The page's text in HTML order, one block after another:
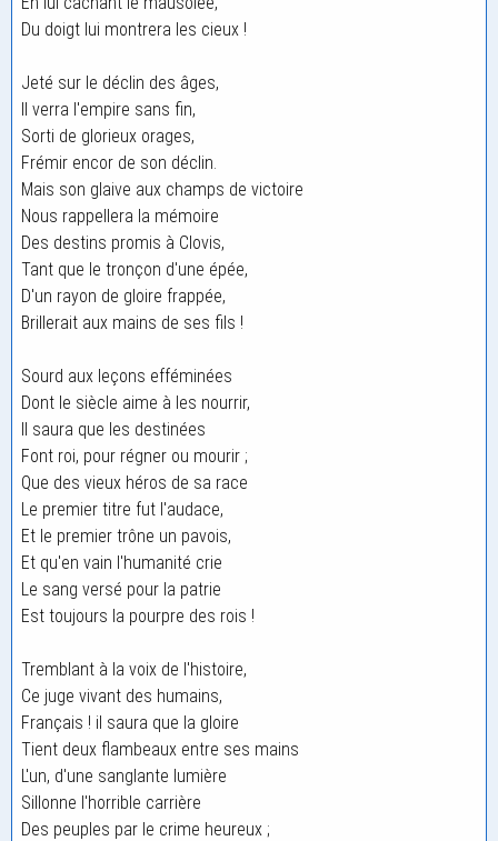
Du doigt lui montrera les cieux !
Jeté sur le déclin des âges,
Il verra l'empire sans fin,
Sorti de glorieux orages,
Frémir encor de son déclin.
Mais son glaive aux champs de victoire
Nous rappellera la mémoire
Des destins promis à Clovis,
Tant que le tronçon d'une épée,
D'un rayon de gloire frappée,
Brillerait aux mains de ses fils !
Sourd aux leçons efféminées
Dont le siècle aime à les nourrir,
Il saura que les destinées
Font roi, pour régner ou mourir ;
Que des vieux héros de sa race
Le premier titre fut l'audace,
Et le premier trône un pavois,
Et qu'en vain l'humanité crie
Le sang versé pour la patrie
Est toujours la pourpre des rois !
Tremblant à la voix de l'histoire,
Ce juge vivant des humains,
Français ! il saura que la gloire
Tient deux flambeaux entre ses mains
L'un, d'une sanglante lumière
Sillonne l'horrible carrière
Des peuples par le crime heureux ;